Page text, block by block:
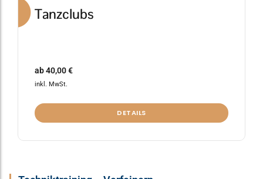
Tanzclubs
ab40,00€
inkl. MwSt.
DETAILS